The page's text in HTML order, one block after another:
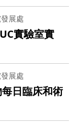
展處
實驗室實
展處
日臨床和術